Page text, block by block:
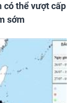
có thể vượt cấp
sớm